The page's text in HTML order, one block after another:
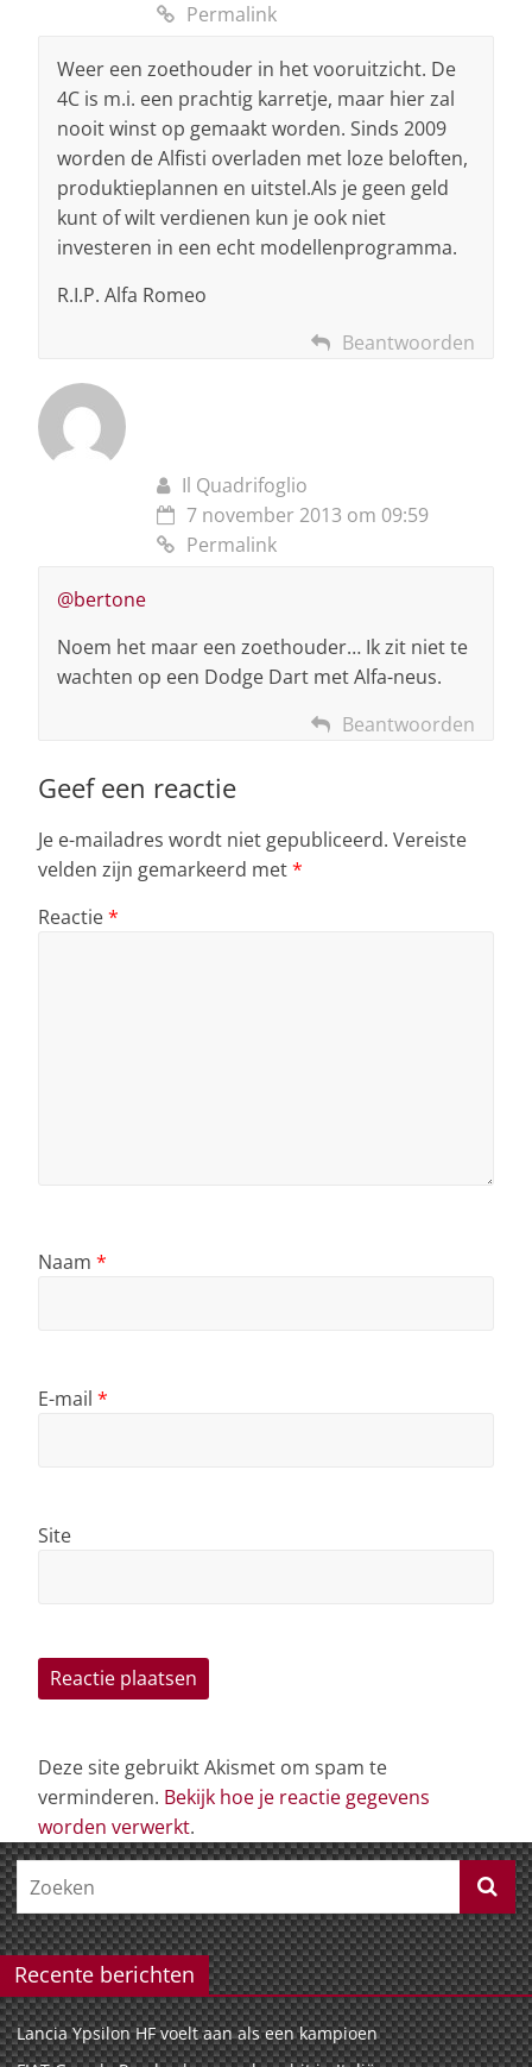
Permalink
Weer een zoethouder in het vooruitzicht. De
4C is m.i. een prachtig karretje, maar hier zal
nooit winst op gemaakt worden. Sinds 2009
worden de Alfisti overladen met loze beloften,
produktieplannen en uitstel.Als je geen geld
kunt of wilt verdienen kun je ook niet
investeren in een echt modellenprogramma.
R.I.P. Alfa Romeo
Beantwoorden
Il Quadrifoglio
7 november 2013 om 09:59
Permalink
@bertone
Noem het maar een zoethouder… Ik zit niet te
wachten op een Dodge Dart met Alfa-neus.
Beantwoorden
Geef een reactie
Je e-mailadres wordt niet gepubliceerd. Vereiste
velden zijn gemarkeerd met*
Reactie*
Naam *
E-mail *
Site
Deze site gebruikt Akismet om spam te
verminderen. Bekijk hoe je reactie gegevens
worden verwerkt.
Recente berichten
Lancia Ypsilon HF voelt aan als een kampioen